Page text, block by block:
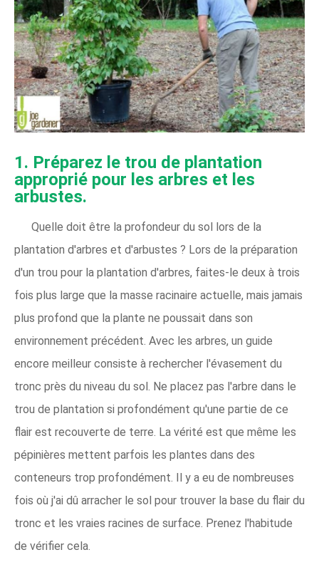
1. Préparez le trou de plantation
approprié pour les arbres et les
arbustes.
Quelle doit être la profondeur du sol lors de la
plantation d'arbres et d'arbustes ? Lors de la préparation
d'un trou pour la plantation d'arbres, faites-le deux à trois
fois plus large que la masse racinaire actuelle, mais jamais
plus profond que la plante ne poussait dans son
environnement précédent. Avec les arbres, un guide
encore meilleur consiste à rechercher l'évasement du
tronc près du niveau du sol. Ne placez pas l'arbre dans le
trou de plantation si profondément qu'une partie de ce
flair est recouverte de terre. La vérité est que même les
pépinières mettent parfois les plantes dans des
conteneurs trop profondément. Il y a eu de nombreuses
fois où j'ai dû arracher le sol pour trouver la base du flair du
tronc et les vraies racines de surface. Prenez l'habitude
de vérifier cela.